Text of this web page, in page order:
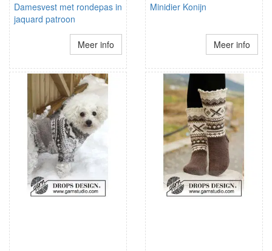
Damesvest met rondepas in
jaquard patroon
Meer info
Minidier Konijn
Meer info